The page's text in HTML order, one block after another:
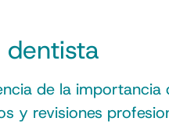
de la
y revisiones